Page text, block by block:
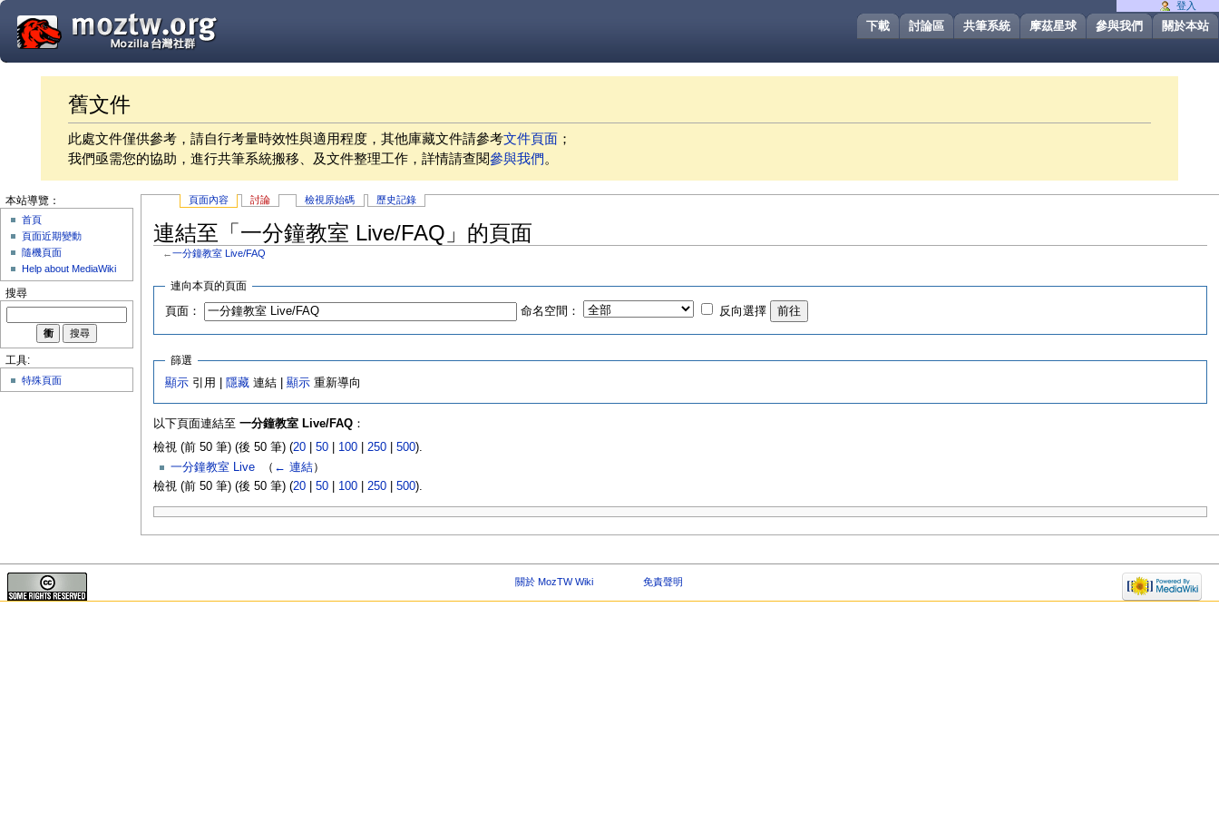
關於本站
參與我們
摩茲星球
共筆系統
討論區
下載
舊文件
此處文件僅供參考，請自行考量時效性與適用程度，其他庫藏文件請參考文件頁面 ；
我們亟需您的協助，進行共筆系統搬移、及文件整理工作，詳情請查閱參與我們。
頁面內容 討論 檢視原始碼 歷史記錄
連結至「一分鐘教室 Live/FAQ」的頁面
←一分鐘教室 Live/FAQ
連向本頁的頁面
頁面： 命名空間： 反向選擇
篩選
顯示 引用 | 隱藏 連結 |顯示 重新導向
以下頁面連結至 一分鐘教室 Live/FAQ：
檢視 (前 50 筆) (後 50 筆) (20| 50| 100| 250| 500).
一分鐘教室 Live‎ （ ← 連結）
檢視 (前 50 筆) (後 50 筆) (20| 50| 100| 250| 500).
登入
本站導覽：
首頁
頁面近期變動
隨機頁面
Help about MediaWiki
搜尋
工具:
特殊頁面
關於 MozTW Wiki 免責聲明